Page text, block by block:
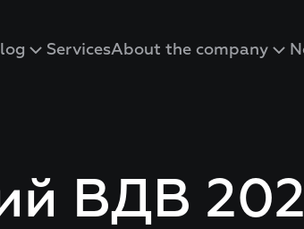
ServicesAbout the company
ВДВ